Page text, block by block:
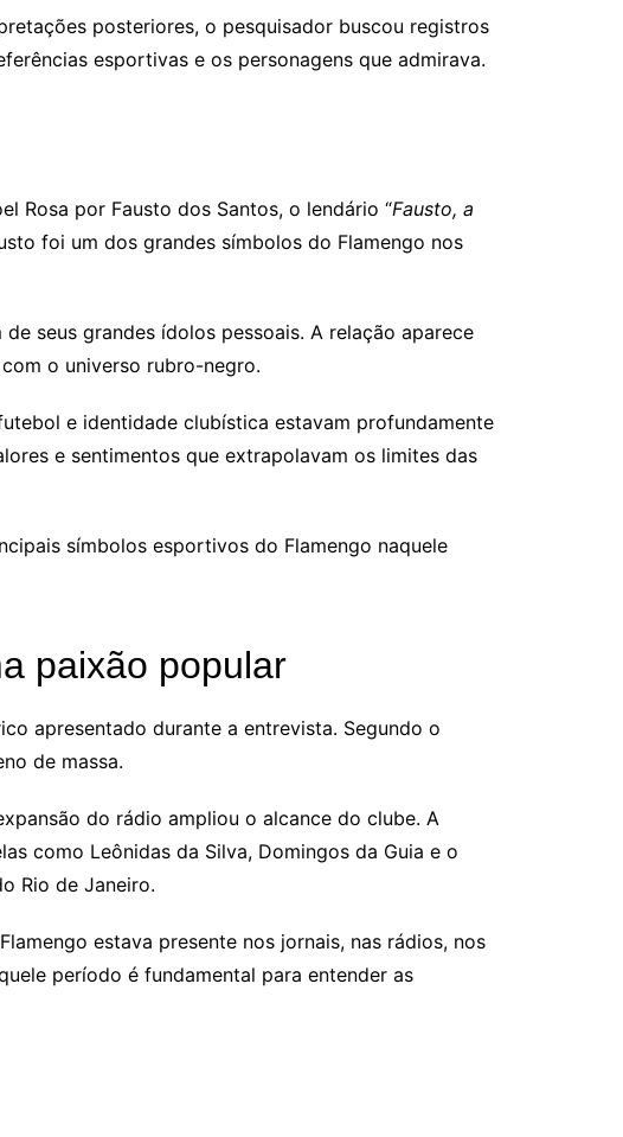
posteriores, o pesquisador buscou registros
esportivas e os personagens que admirava.
Rosa por Fausto dos Santos, o lendário “Fausto, a
foi um dos grandes símbolos do Flamengo nos
seus grandes ídolos pessoais. A relação aparece
o universo rubro-negro.
e identidade clubística estavam profundamente
e sentimentos que extrapolavam os limites das
símbolos esportivos do Flamengo naquele
paixão popular
apresentado durante a entrevista. Segundo o
de massa.
do rádio ampliou o alcance do clube. A
como Leônidas da Silva, Domingos da Guia e o
Rio de Janeiro.
estava presente nos jornais, nas rádios, nos
período é fundamental para entender as